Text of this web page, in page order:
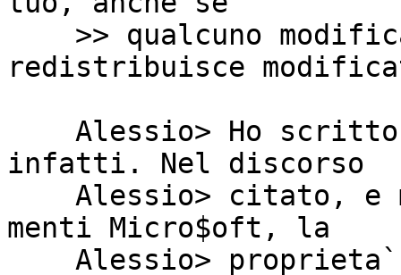
redistribuisce
infatti. Nel discorso
menti Micro$oft, la